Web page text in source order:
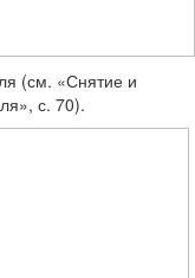
(см. «Снятие и
с. 70).